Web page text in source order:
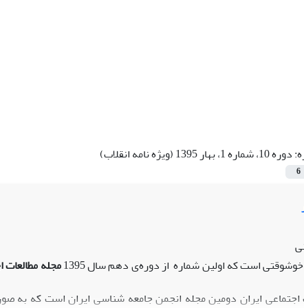
دوره 10، شماره 1، بهار 1395 (ویژه نامه انقلاب)
6
است که اولین شماره از دوره‌ی دهم سال 1395 مجله مطالعات
اجتماعی ایران دومین مجله انجمن جامعه شناسی ایران است که به